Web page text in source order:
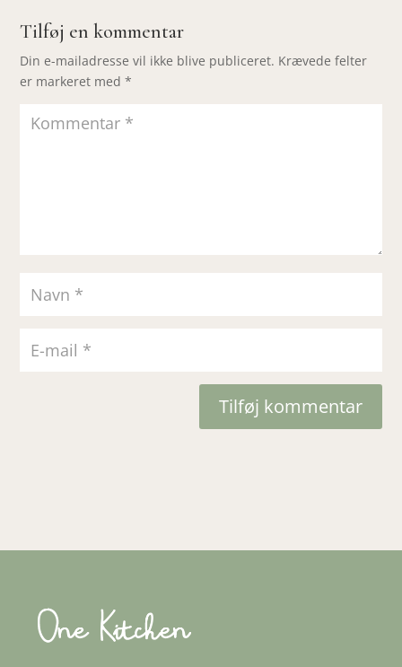
Tilføj en kommentar
Din e-mailadresse vil ikke blive publiceret. Krævede felter
er markeret med*
Tilføj kommentar